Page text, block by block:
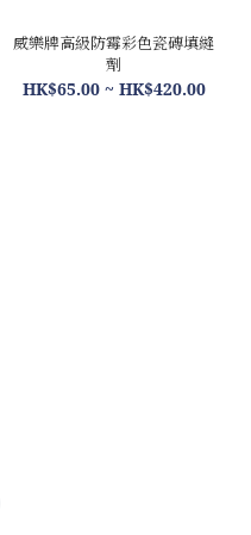
威樂牌高級防霉彩色瓷磚填縫
劑
HK$65.00 ~ HK$420.00